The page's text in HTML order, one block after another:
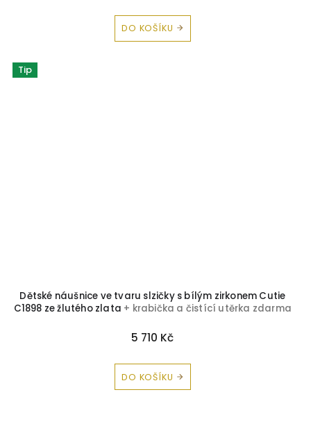
DO KOŠÍKU
Tip
Dětské náušnice ve tvaru slzičky s bílým zirkonem Cutie
C1898 ze žlutého zlata + krabička a čistící utěrka zdarma
5 710 Kč
DO KOŠÍKU